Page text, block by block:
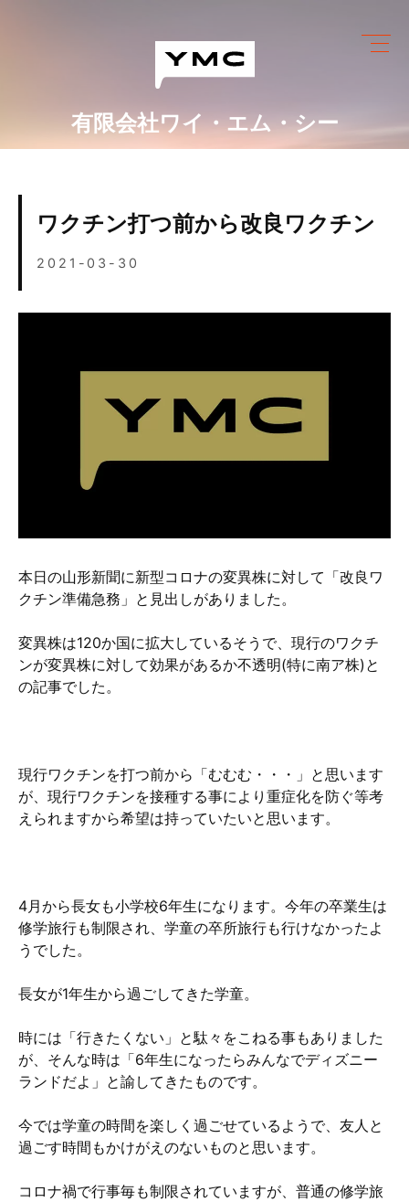
有限会社ワイ・エム・シー
ワイ・エム・シーにできること
会社情報
営業カレンダー
ブログ
お問い合わせ
ワクチン打つ前から改良ワクチン
2021-03-30
本日の山形新聞に新型コロナの変異株に対して「改良ワ
クチン準備急務」と見出しがありました。
変異株は120か国に拡大しているそうで、現行のワクチ
ンが変異株に対して効果があるか不透明(特に南ア株)と
の記事でした。
現行ワクチンを打つ前から「むむむ・・・」と思います
が、現行ワクチンを接種する事により重症化を防ぐ等考
えられますから希望は持っていたいと思います。
4月から長女も小学校6年生になります。今年の卒業生は
修学旅行も制限され、学童の卒所旅行も行けなかったよ
うでした。
長女が1年生から過ごしてきた学童。
時には「行きたくない」と駄々をこねる事もありました
が、そんな時は「6年生になったらみんなでディズニー
ランドだよ」と諭してきたものです。
今では学童の時間を楽しく過ごせているようで、友人と
過ごす時間もかけがえのないものと思います。
コロナ禍で行事毎も制限されていますが、普通の修学旅